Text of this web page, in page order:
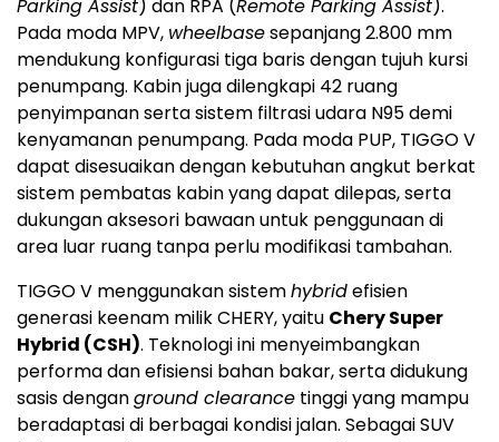
Parking Assist) dan RPA (Remote Parking Assist).
Pada moda MPV, wheelbasesepanjang 2.800 mm
mendukung konfigurasi tiga baris dengan tujuh kursi
penumpang. Kabin juga dilengkapi 42 ruang
penyimpanan serta sistem filtrasi udara N95 demi
kenyamanan penumpang. Pada moda PUP, TIGGO V
dapat disesuaikan dengan kebutuhan angkut berkat
sistem pembatas kabin yang dapat dilepas, serta
dukungan aksesori bawaan untuk penggunaan di
area luar ruang tanpa perlu modifikasi tambahan.
TIGGO V menggunakan sistemhybridefisien
generasi keenam milik CHERY, yaitu Chery Super
Hybrid (CSH). Teknologi ini menyeimbangkan
performa dan efisiensi bahan bakar, serta didukung
sasis denganground clearance tinggi yang mampu
beradaptasi di berbagai kondisi jalan. Sebagai SUV